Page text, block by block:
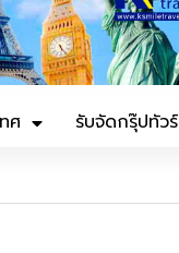
ศ รับจัดกรุ๊ปทัวร์